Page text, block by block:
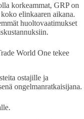
korkeammat, GRP on
elinkaaren aikana.
huoltovaatimukset
World One tekee
ostajille ja
ongelmanratkaisijana.